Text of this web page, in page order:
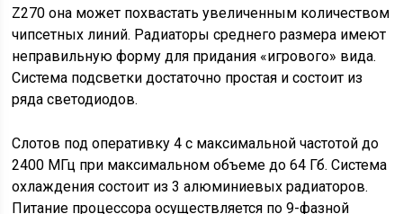
Z270 она может похвастать увеличенным количеством
чипсетных линий. Радиаторы среднего размера имеют
неправильную форму для придания «игрового» вида.
Система подсветки достаточно простая и состоит из
ряда светодиодов.
Слотов под оперативку 4 с максимальной частотой до
2400 МГц при максимальном объеме до 64 Гб. Система
охлаждения состоит из 3 алюминиевых радиаторов.
Питание процессора осуществляется по 9-фазной